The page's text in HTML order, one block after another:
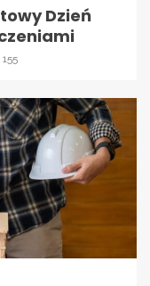
Dzień
155